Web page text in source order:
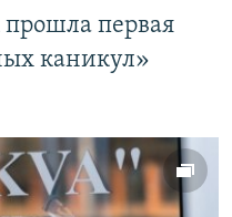
первая
каникул»